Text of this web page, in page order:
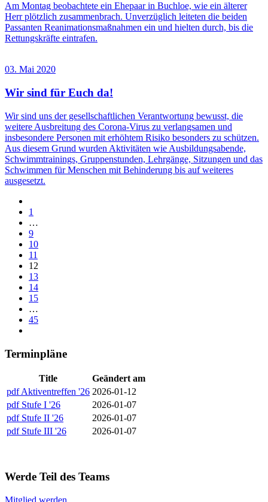
Am Montag beobachtete ein Ehepaar in Buchloe, wie ein älterer
Herr plötzlich zusammenbrach. Unverzüglich leiteten die beiden
Passanten Reanimationsmaßnahmen ein und hielten durch, bis die
Rettungskräfte eintrafen.
03. Mai 2020
Wir sind für Euch da!
Wir sind uns der gesellschaftlichen Verantwortung bewusst, die
weitere Ausbreitung des Corona-Virus zu verlangsamen und
insbesondere Personen mit erhöhtem Risiko besonders zu schützen.
Aus diesem Grund wurden Aktivitäten wie Ausbildungsabende,
Schwimmtrainings, Gruppenstunden, Lehrgänge, Sitzungen und das
Schwimmen für Menschen mit Behinderung bis auf weiteres
ausgesetzt.
1
…
9
10
11
12
13
14
15
…
45
Terminpläne
Title
Geändert am
pdf Aktiventreffen '26 2026-01-12
pdf Stufe I '26
2026-01-07
pdf Stufe II '26
2026-01-07
pdf Stufe III '26 2026-01-07
Werde Teil des Teams
Mitglied werden